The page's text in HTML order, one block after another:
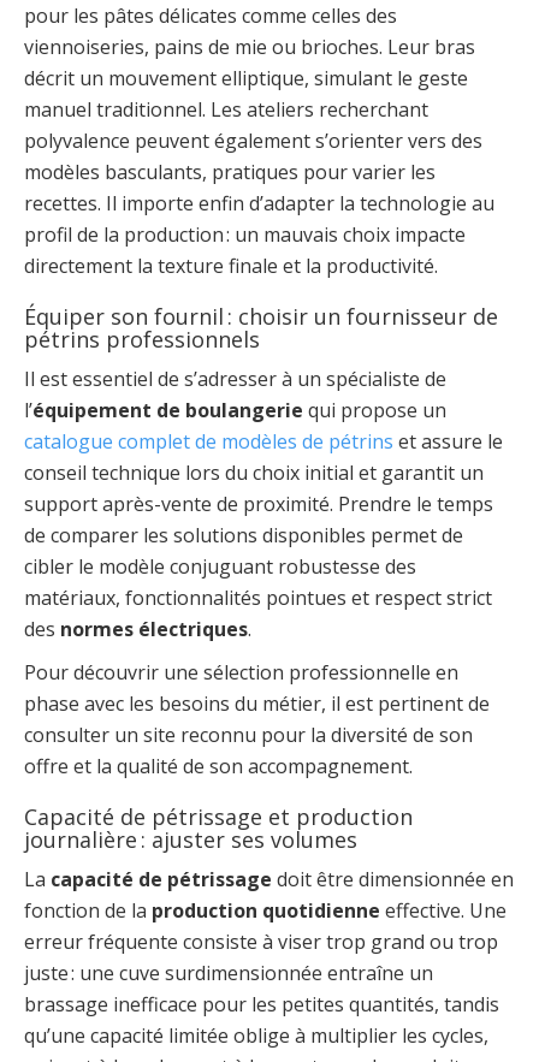
pour les pâtes délicates comme celles des
viennoiseries, pains de mie ou brioches. Leur bras
décrit un mouvement elliptique, simulant le geste
manuel traditionnel. Les ateliers recherchant
polyvalence peuvent également s’orienter vers des
modèles basculants, pratiques pour varier les
recettes. Il importe enfin d’adapter la technologie au
profil de la production : un mauvais choix impacte
directement la texture finale et la productivité.
Équiper son fournil : choisir un fournisseur de
pétrins professionnels
Il est essentiel de s’adresser à un spécialiste de
l’équipement de boulangerie qui propose un
catalogue complet de modèles de pétrins et assure le
conseil technique lors du choix initial et garantit un
support après-vente de proximité. Prendre le temps
de comparer les solutions disponibles permet de
cibler le modèle conjuguant robustesse des
matériaux, fonctionnalités pointues et respect strict
des normes électriques.
Pour découvrir une sélection professionnelle en
phase avec les besoins du métier, il est pertinent de
consulter un site reconnu pour la diversité de son
offre et la qualité de son accompagnement.
Capacité de pétrissage et production
journalière : ajuster ses volumes
La capacité de pétrissage doit être dimensionnée en
fonction de la production quotidienne effective. Une
erreur fréquente consiste à viser trop grand ou trop
juste : une cuve surdimensionnée entraîne un
brassage inefficace pour les petites quantités, tandis
qu’une capacité limitée oblige à multiplier les cycles,